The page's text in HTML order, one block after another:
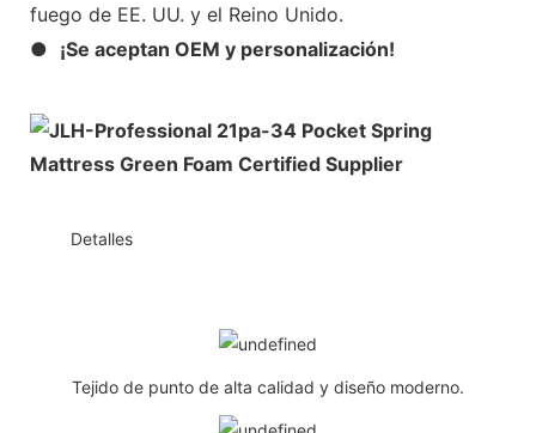
fuego de EE. UU. y el Reino Unido.
● ¡Se aceptan OEM y personalización!
Detalles
Tejido de punto de alta calidad y diseño moderno.